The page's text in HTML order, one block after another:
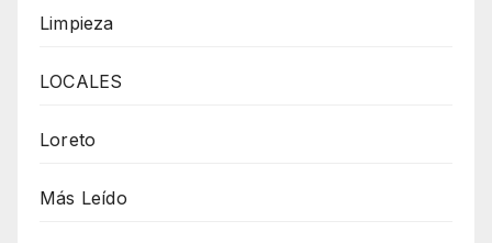
Limpieza
LOCALES
Loreto
Más Leído